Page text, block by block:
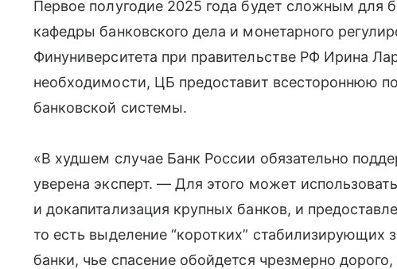
Первое полугодие 2025 года будет сложным для
кафедры банковского дела и монетарного
Финуниверситета при правительстве РФ Ирина
необходимости, ЦБ предоставит всестороннюю
банковской системы.
«В худшем случае Банк России обязательно
уверена эксперт. — Для этого может
и докапитализация крупных банков, и
то есть выделение “коротких” стабилизирующих
банки, чье спасение обойдется чрезмерно